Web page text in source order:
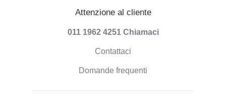
Attenzione al cliente
011 1962 4251 Chiamaci
Contattaci
Domande frequenti